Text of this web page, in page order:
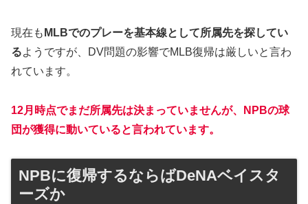
現在も MLBでのプレーを基本線として所属先を探してい
るようですが、DV問題の影響でMLB復帰は厳しいと言わ
れています。
12月時点でまだ所属先は決まっていませんが、NPBの球
団が獲得に動いていると言われています。
NPBに復帰するならばDeNAベイスタ
ーズか